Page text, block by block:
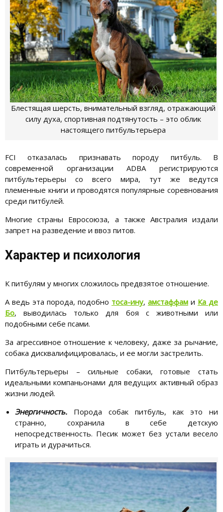
Блестящая шерсть, внимательный взгляд, отражающий
силу духа, спортивная подтянутость – это облик
настоящего питбультерьера
FCI отказалась признавать породу питбуль. В
современной организации ADBA регистрируются
питбультерьеры со всего мира, тут же ведутся
племенные книги и проводятся популярные соревнования
среди питбулей.
Многие страны Евросоюза, а также Австралия издали
запрет на разведение и ввоз питов.
Характер и психология
К питбулям у многих сложилось предвзятое отношение.
А ведь эта порода, подобно тоса-ину, амстаффам и Ка де
Бо, выводилась только для боя с животными или
подобными себе псами.
За агрессивное отношение к человеку, даже за рычание,
собака дисквалифицировалась, и ее могли застрелить.
Питбультерьеры – сильные собаки, готовые стать
идеальными компаньонами для ведущих активный образ
жизни людей.
Энергичность.
Порода собак питбуль, как это ни
странно, сохранила в себе детскую
непосредственность. Песик может без устали весело
играть и дурачиться.